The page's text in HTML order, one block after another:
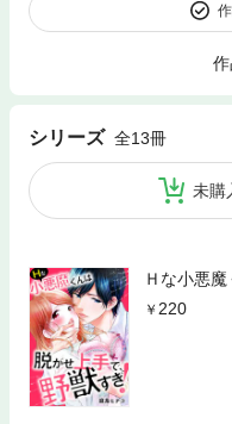
シリーズ 全13冊
未購
Ｈな小悪
220